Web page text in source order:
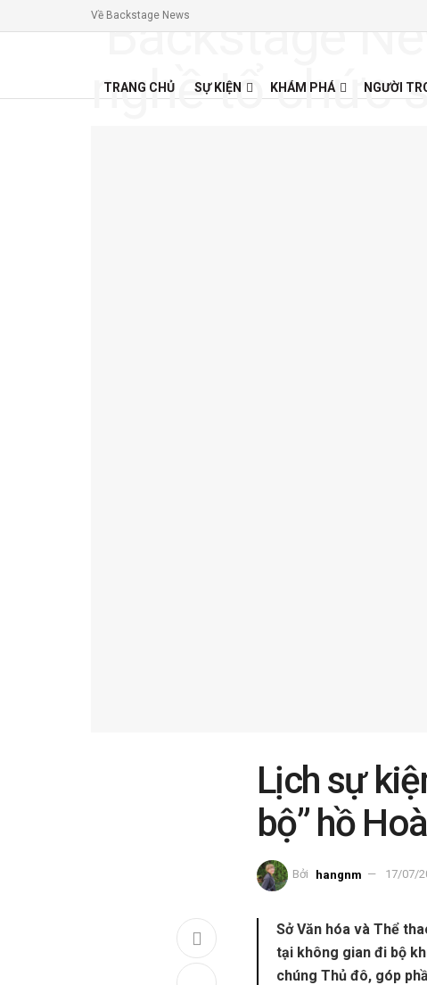
Về Backstage News
TRANG CHỦ SỰ KIỆN KHÁM PHÁ NGƯỜI
Lịch sự
bộ” hồ
Bởi hangnm 17/07/
Sở Văn hóa và Thể
tại không gian đi bộ
chúng Thủ đô, góp